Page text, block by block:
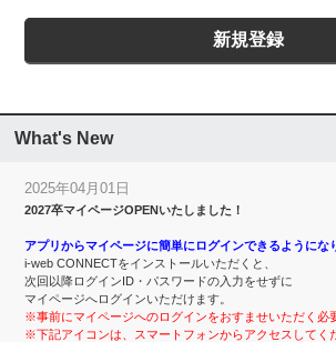
What's New
2025年04月01日
2027卒マイページOPENいたしました！
アプリからマイページに簡単にログインできるようにな
i-web CONNECTをインストールいただくと、
次回以降ログインID・パスワードの入力をせずに
マイページへログインいただけます。
※事前にマイページへのログインをおすませいただく必
※下記アイコンは、スマートフォンからアクセスしてく